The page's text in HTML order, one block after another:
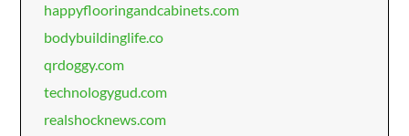
happyflooringandcabinets.com
bodybuildinglife.co
qrdoggy.com
technologygud.com
realshocknews.com